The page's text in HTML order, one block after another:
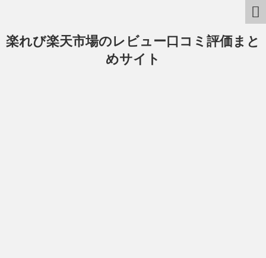
楽れび楽天市場のレビュー口コミ評価まと
めサイト